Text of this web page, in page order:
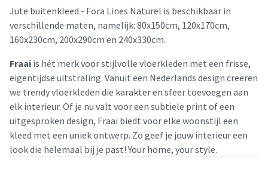
Jute buitenkleed - Fora Lines Naturel is beschikbaar in
verschillende maten, namelijk: 80x150cm, 120x170cm,
160x230cm, 200x290cm en 240x330cm.
Fraai is hét merk voor stijlvolle vloerkleden met een frisse,
eigentijdse uitstraling. Vanuit een Nederlands design creëren
we trendy vloerkleden die karakter en sfeer toevoegen aan
elk interieur. Of je nu valt voor een subtiele print of een
uitgesproken design, Fraai biedt voor elke woonstijl een
kleed met een uniek ontwerp. Zo geef je jouw interieur een
look die helemaal bij je past! Your home, your style.